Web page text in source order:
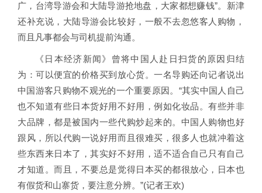
广，台湾导游会和大陆导游抢地盘，大家都想赚钱”。新津
还补充说，大陆导游会比较好，一般不去忽悠客人购物，
而且凡事都会与司机提前沟通。
《日本经济新闻》曾将中国人赴日扫货的原因归结
为：可以便宜的价格买到放心货。一名导购还向记者说出
中国游客只购物不观光的一个重要原因。“其实中国人自己
也不知道有些日本货好用不好用，例如化妆品。有些并非
大品牌，都是被国内一些代购炒起来的。中国人购物也好
跟风，所以代购一说好用而且很难买，很多人也就冲着这
些东西来日本了，其实好不好用，适不适合自己只有自己
才知道。而且，不要总是觉得日本买的都很放心，日本也
有假货和山寨货，要注意分辨。”(记者王欢)